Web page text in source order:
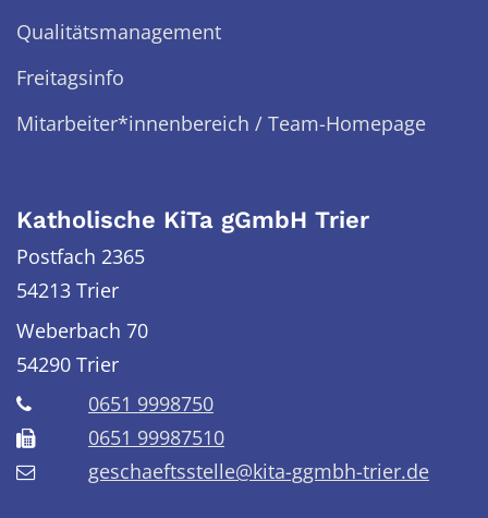
Qualitätsmanagement
Freitagsinfo
Mitarbeiter*innenbereich / Team-Homepage
Katholische KiTa gGmbH Trier
Postfach 2365
54213 Trier
Weberbach 70
54290 Trier
0651 9998750
0651 99987510
geschaeftsstelle@kita-ggmbh-trier.de